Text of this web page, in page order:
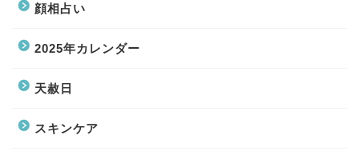
顔相占い
2025年カレンダー
天赦日
スキンケア